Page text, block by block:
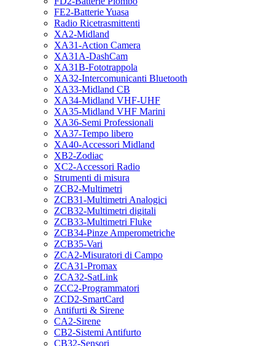
FE2-Batterie Yuasa
Radio Ricetrasmittenti
XA2-Midland
XA31-Action Camera
XA31A-DashCam
XA31B-Fototrappola
XA32-Intercomunicanti Bluetooth
XA33-Midland CB
XA34-Midland VHF-UHF
XA35-Midland VHF Marini
XA36-Semi Professionali
XA37-Tempo libero
XA40-Accessori Midland
XB2-Zodiac
XC2-Accessori Radio
Strumenti di misura
ZCB2-Multimetri
ZCB31-Multimetri Analogici
ZCB32-Multimetri digitali
ZCB33-Multimetri Fluke
ZCB34-Pinze Amperometriche
ZCB35-Vari
ZCA2-Misuratori di Campo
ZCA31-Promax
ZCA32-SatLink
ZCC2-Programmatori
ZCD2-SmartCard
Antifurti & Sirene
CA2-Sirene
CB2-Sistemi Antifurto
CB32-Sensori